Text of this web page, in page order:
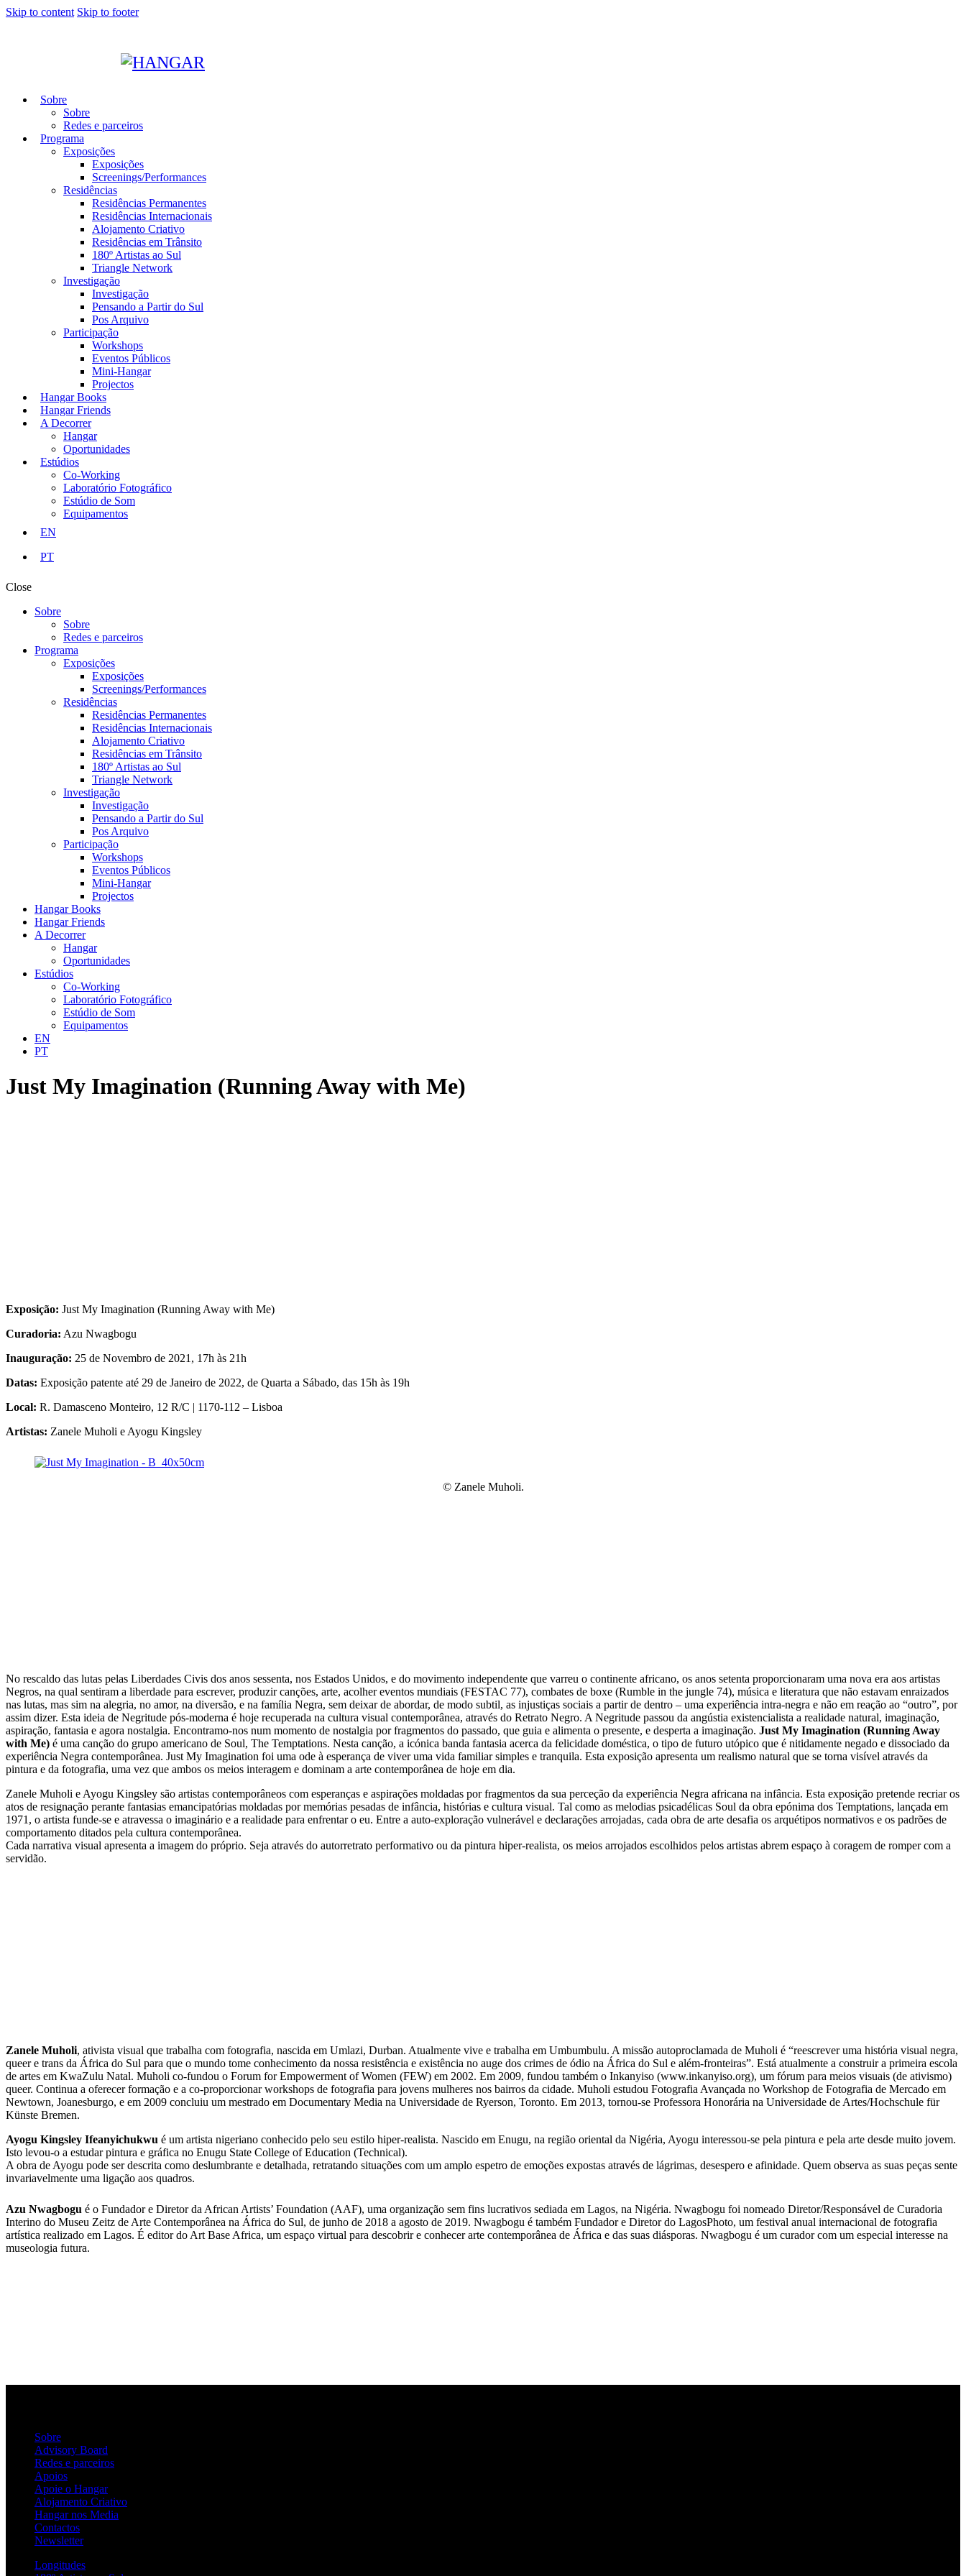
Skip to content Skip to footer
Sobre
Sobre
Redes e parceiros
Programa
Exposições
Exposições
Screenings/Performances
Residências
Residências Permanentes
Residências Internacionais
Alojamento Criativo
Residências em Trânsito
180º Artistas ao Sul
Triangle Network
Investigação
Investigação
Pensando a Partir do Sul
Pos Arquivo
Participação
Workshops
Eventos Públicos
Mini-Hangar
Projectos
Hangar Books
Hangar Friends
A Decorrer
Hangar
Oportunidades
Estúdios
Co-Working
Laboratório Fotográfico
Estúdio de Som
Equipamentos
EN
PT
Close
Sobre
Sobre
Redes e parceiros
Programa
Exposições
Exposições
Screenings/Performances
Residências
Residências Permanentes
Residências Internacionais
Alojamento Criativo
Residências em Trânsito
180º Artistas ao Sul
Triangle Network
Investigação
Investigação
Pensando a Partir do Sul
Pos Arquivo
Participação
Workshops
Eventos Públicos
Mini-Hangar
Projectos
Hangar Books
Hangar Friends
A Decorrer
Hangar
Oportunidades
Estúdios
Co-Working
Laboratório Fotográfico
Estúdio de Som
Equipamentos
EN
PT
Just My Imagination (Running Away with Me)
Exposição: Just My Imagination (Running Away with Me)
Curadoria: Azu Nwagbogu
Inauguração: 25 de Novembro de 2021, 17h às 21h
Datas: Exposição patente até 29 de Janeiro de 2022, de Quarta a Sábado, das 15h às 19h
Local: R. Damasceno Monteiro, 12 R/C | 1170-112 – Lisboa
Artistas: Zanele Muholi e Ayogu Kingsley
©️ Zanele Muholi.
No rescaldo das lutas pelas Liberdades Civis dos anos sessenta, nos Estados Unidos, e do movimento independente que varreu o continente africano, os anos setenta proporcionaram uma nova era aos artistas
Negros, na qual sentiram a liberdade para escrever, produzir canções, arte, acolher eventos mundiais (FESTAC 77), combates de boxe (Rumble in the jungle 74), música e literatura que não estavam enraizados
nas lutas, mas sim na alegria, no amor, na diversão, e na família Negra, sem deixar de abordar, de modo subtil, as injustiças sociais a partir de dentro – uma experiência intra-negra e não em reação ao “outro”, por
assim dizer. Esta ideia de Negritude pós-moderna é hoje recuperada na cultura visual contemporânea, através do Retrato Negro. A Negritude passou da angústia existencialista a realidade natural, imaginação,
aspiração, fantasia e agora nostalgia. Encontramo-nos num momento de nostalgia por fragmentos do passado, que guia e alimenta o presente, e desperta a imaginação. Just My Imagination (Running Away
with Me) é uma canção do grupo americano de Soul, The Temptations. Nesta canção, a icónica banda fantasia acerca da felicidade doméstica, o tipo de futuro utópico que é nitidamente negado e dissociado da
experiência Negra contemporânea. Just My Imagination foi uma ode à esperança de viver uma vida familiar simples e tranquila. Esta exposição apresenta um realismo natural que se torna visível através da
pintura e da fotografia, uma vez que ambos os meios interagem e dominam a arte contemporânea de hoje em dia.
Zanele Muholi e Ayogu Kingsley são artistas contemporâneos com esperanças e aspirações moldadas por fragmentos da sua perceção da experiência Negra africana na infância. Esta exposição pretende recriar os
atos de resignação perante fantasias emancipatórias moldadas por memórias pesadas de infância, histórias e cultura visual. Tal como as melodias psicadélicas Soul da obra epónima dos Temptations, lançada em
1971, o artista funde-se e atravessa o imaginário e a realidade para enfrentar o eu. Entre a auto-exploração vulnerável e declarações arrojadas, cada obra de arte desafia os arquétipos normativos e os padrões de
comportamento ditados pela cultura contemporânea.
Cada narrativa visual apresenta a imagem do próprio. Seja através do autorretrato performativo ou da pintura hiper-realista, os meios arrojados escolhidos pelos artistas abrem espaço à coragem de romper com a
servidão.
Zanele Muholi, ativista visual que trabalha com fotografia, nascida em Umlazi, Durban. Atualmente vive e trabalha em Umbumbulu. A missão autoproclamada de Muholi é “reescrever uma história visual negra,
queer e trans da África do Sul para que o mundo tome conhecimento da nossa resistência e existência no auge dos crimes de ódio na África do Sul e além-fronteiras”. Está atualmente a construir a primeira escola
de artes em KwaZulu Natal. Muholi co-fundou o Forum for Empowerment of Women (FEW) em 2002. Em 2009, fundou também o Inkanyiso (www.inkanyiso.org), um fórum para meios visuais (de ativismo)
queer. Continua a oferecer formação e a co-proporcionar workshops de fotografia para jovens mulheres nos bairros da cidade. Muholi estudou Fotografia Avançada no Workshop de Fotografia de Mercado em
Newtown, Joanesburgo, e em 2009 concluiu um mestrado em Documentary Media na Universidade de Ryerson, Toronto. Em 2013, tornou-se Professora Honorária na Universidade de Artes/Hochschule für
Künste Bremen.
Ayogu Kingsley Ifeanyichukwu é um artista nigeriano conhecido pelo seu estilo hiper-realista. Nascido em Enugu, na região oriental da Nigéria, Ayogu interessou-se pela pintura e pela arte desde muito jovem.
Isto levou-o a estudar pintura e gráfica no Enugu State College of Education (Technical).
A obra de Ayogu pode ser descrita como deslumbrante e detalhada, retratando situações com um amplo espetro de emoções expostas através de lágrimas, desespero e afinidade. Quem observa as suas peças sente
invariavelmente uma ligação aos quadros.
Azu Nwagbogu é o Fundador e Diretor da African Artists’ Foundation (AAF), uma organização sem fins lucrativos sediada em Lagos, na Nigéria. Nwagbogu foi nomeado Diretor/Responsável de Curadoria
Interino do Museu Zeitz de Arte Contemporânea na África do Sul, de junho de 2018 a agosto de 2019. Nwagbogu é também Fundador e Diretor do LagosPhoto, um festival anual internacional de fotografia
artística realizado em Lagos. É editor do Art Base Africa, um espaço virtual para descobrir e conhecer arte contemporânea de África e das suas diásporas. Nwagbogu é um curador com um especial interesse na
museologia futura.
Sobre
Advisory Board
Redes e parceiros
Apoios
Apoie o Hangar
Alojamento Criativo
Hangar nos Media
Contactos
Newsletter
Longitudes